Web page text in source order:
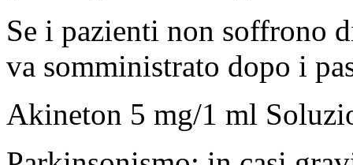
Se i pazienti non soffrono
va somministrato dopo i
Akineton 5 mg/1 ml